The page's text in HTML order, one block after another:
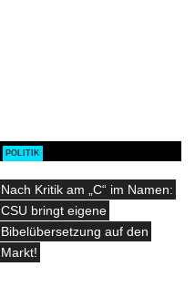
POLITIK
Nach Kritik am „C“ im Namen:
CSU bringt eigene
Bibelübersetzung auf den
Markt!